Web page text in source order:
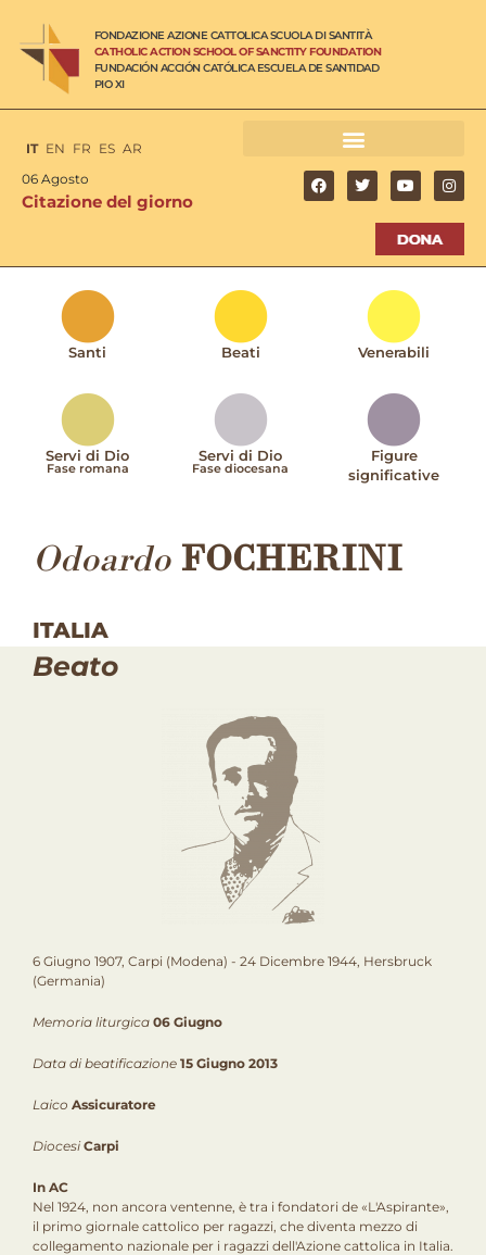
FONDAZIONE AZIONE CATTOLICA SCUOLA DI SANTITÀ
CATHOLIC ACTION SCHOOL OF SANCTITY FOUNDATION
FUNDACIÓN ACCIÓN CATÓLICA ESCUELA DE SANTIDAD
PIO XI
IT EN FR ES AR
06 Agosto
Citazione del giorno
Santi Beati Venerabili
Servi di Dio
Fase romana
Servi di Dio
Fase diocesana
Figure
significative
Odoardo FOCHERINI
ITALIA
Beato
6 Giugno 1907, Carpi (Modena) - 24 Dicembre 1944, Hersbruck
(Germania)
Memoria liturgica 06 Giugno
Data di beatificazione 15 Giugno 2013
Laico Assicuratore
Diocesi Carpi
In AC
Nel 1924, non ancora ventenne, è tra i fondatori de «L'Aspirante»,
il primo giornale cattolico per ragazzi, che diventa mezzo di
collegamento nazionale per i ragazzi dell'Azione cattolica in Italia.